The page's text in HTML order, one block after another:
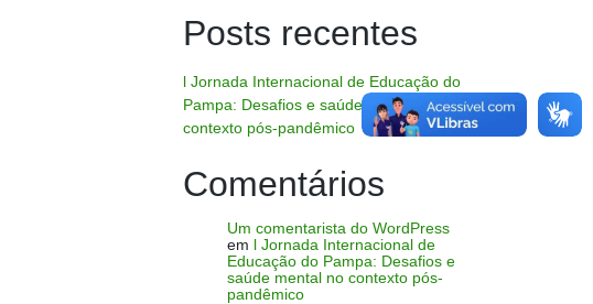
Posts recentes
l Jornada Internacional de Educação do
Pampa: Desafios e saúde mental no
contexto pós-pandêmico
Comentários
Um comentarista do WordPress
em l Jornada Internacional de
Educação do Pampa: Desafios e
saúde mental no contexto pós-
pandêmico